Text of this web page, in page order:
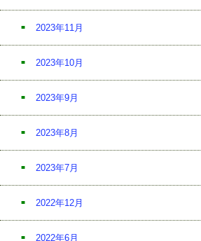
2023年11月
2023年10月
2023年9月
2023年8月
2023年7月
2022年12月
2022年6月